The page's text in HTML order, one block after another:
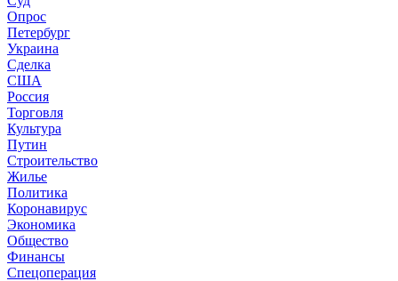
Опрос
Петербург
Украина
Сделка
США
Россия
Торговля
Культура
Путин
Строительство
Жилье
Политика
Коронавирус
Экономика
Общество
Финансы
Спецоперация